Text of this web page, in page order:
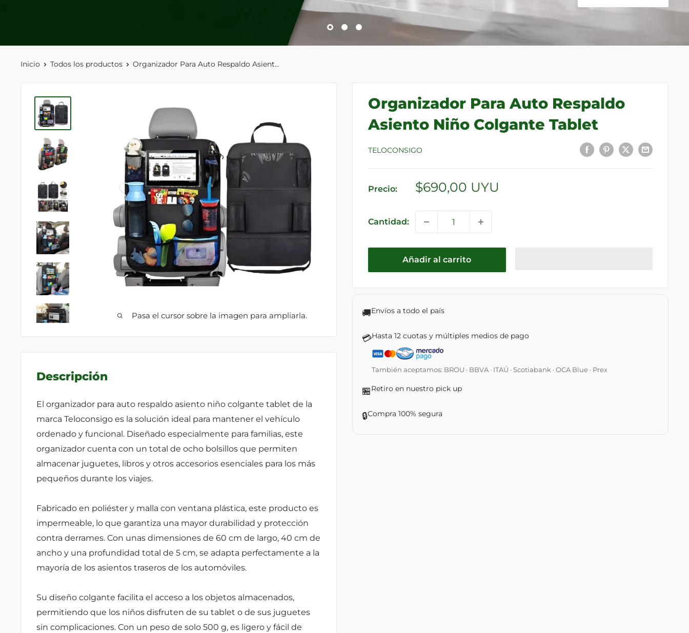
Inicio Todos los productos Organizador Para Auto Respaldo Asient...
Pasa el cursor sobre la imagen para ampliarla.
Organizador Para Auto Respaldo
Asiento Niño Colgante Tablet
TELOCONSIGO
Precio:
Precio
$690,00 UYU
Cantidad:
Añadir al carrito
🚚Envíos a todo el país
💳Hasta 12 cuotas y múltiples medios de pago
También aceptamos: BROU · BBVA · ITAÚ · Scotiabank · OCA Blue · Prex
🏪Retiro en nuestro pick up
🔒Compra 100% segura
Descripción
El organizador para auto respaldo asiento niño colgante tablet de la
marca Teloconsigo es la solución ideal para mantener el vehículo
ordenado y funcional. Diseñado especialmente para familias, este
organizador cuenta con un total de ocho bolsillos que permiten
almacenar juguetes, libros y otros accesorios esenciales para los más
pequeños durante los viajes.
Fabricado en poliéster y malla con ventana plástica, este producto es
impermeable, lo que garantiza una mayor durabilidad y protección
contra derrames. Con unas dimensiones de 60 cm de largo, 40 cm de
ancho y una profundidad total de 5 cm, se adapta perfectamente a la
mayoría de los asientos traseros de los automóviles.
Su diseño colgante facilita el acceso a los objetos almacenados,
permitiendo que los niños disfruten de su tablet o de sus juguetes
sin complicaciones. Con un peso de solo 500 g, es ligero y fácil de